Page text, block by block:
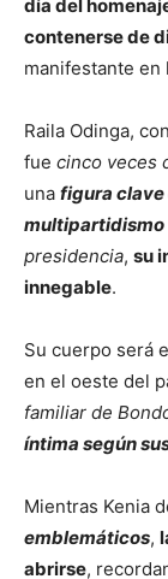
día del
contenerse de
manifestante en
Raila Odinga,
fue cinco veces
una figura clave
multipartidismo
presidencia, su
innegable.
Su cuerpo será
en el oeste del
familiar de
íntima según
Mientras Kenia
emblemáticos,
abrirse,